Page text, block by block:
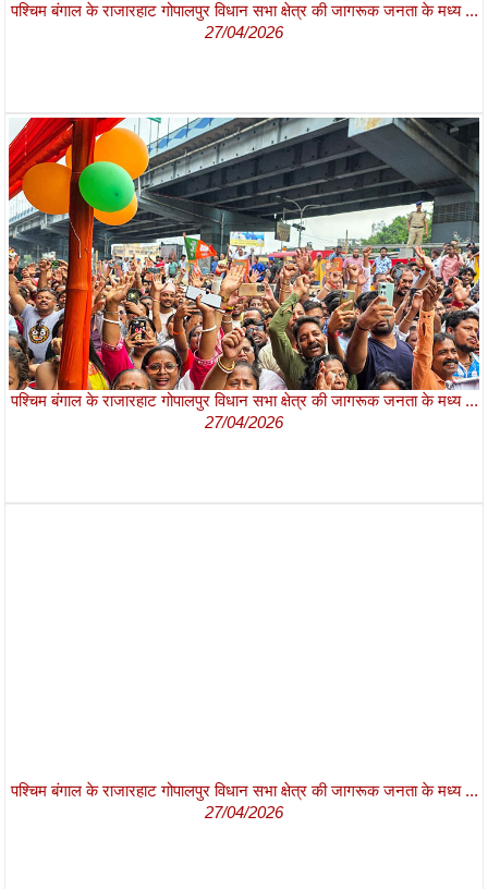
पश्चिम बंगाल के राजारहाट गोपालपुर विधान सभा क्षेत्र की जागरूक जनता के मध्य ...
27/04/2026
पश्चिम बंगाल के राजारहाट गोपालपुर विधान सभा क्षेत्र की जागरूक जनता के मध्य ...
27/04/2026
पश्चिम बंगाल के राजारहाट गोपालपुर विधान सभा क्षेत्र की जागरूक जनता के मध्य ...
27/04/2026